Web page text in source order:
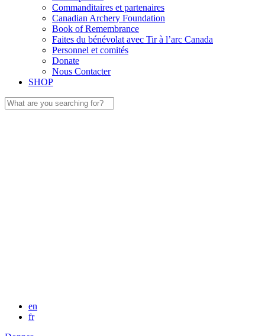
Commanditaires et partenaires
Canadian Archery Foundation
Book of Remembrance
Faites du bénévolat avec Tir à l’arc Canada
Personnel et comités
Donate
Nous Contacter
SHOP
Search
for:
en
fr